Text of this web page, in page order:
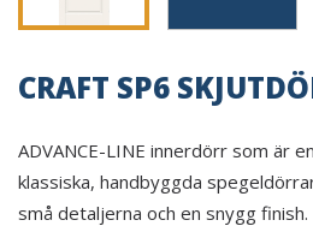
CRAFT SP6
ADVANCE-LINE innerdörr som är
klassiska, handbyggda
små detaljerna och en snygg